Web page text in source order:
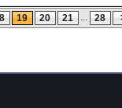
19 20 21 ... 28